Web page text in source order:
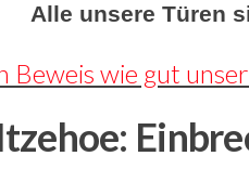
Alle unsere Türen
Beweis wie gut